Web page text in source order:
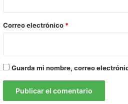
*
Correo electrónico *
Guarda mi nombre, correo